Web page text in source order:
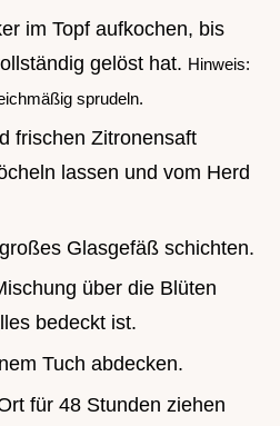
im Topf aufkochen, bis
gelöst hat. Hinweis:
sprudeln.
frischen Zitronensaft
lassen und vom Herd
Glasgefäß schichten.
über die Blüten
bedeckt ist.
Tuch abdecken.
für 48 Stunden ziehen